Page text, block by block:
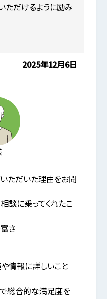
ただけるように励み
2025年12月6日
ただいた理由をお聞
に乗ってくれたこ
さ
情報に詳しいこと
総合的な満足度を